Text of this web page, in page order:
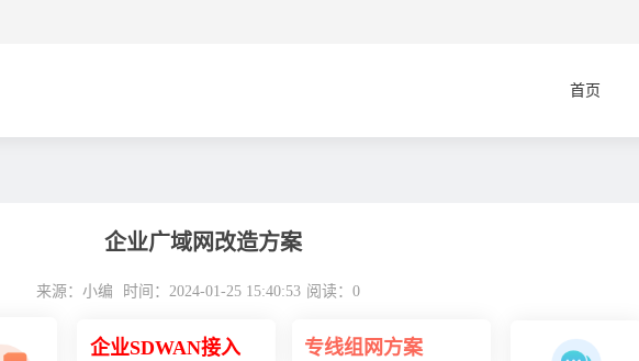
首页
企业广域网改造方案
来源：小编 时间：2024-01-25 15:40:53 阅读： 0
企业SDWAN接入 专线组网方案